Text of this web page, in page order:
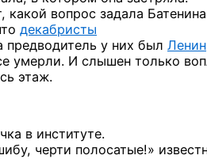
какой вопрос задала
декабристы
предводитель у них был Ленин
умерли. И слышен только
этаж.
в институте.
черти полосатые!»